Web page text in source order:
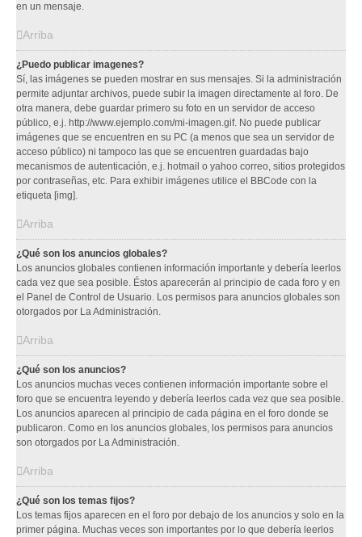
en un mensaje.
Arriba
¿Puedo publicar imagenes?
Sí, las imágenes se pueden mostrar en sus mensajes. Si la administración
permite adjuntar archivos, puede subir la imagen directamente al foro. De
otra manera, debe guardar primero su foto en un servidor de acceso
público, e.j. http://www.ejemplo.com/mi-imagen.gif. No puede publicar
imágenes que se encuentren en su PC (a menos que sea un servidor de
acceso público) ni tampoco las que se encuentren guardadas bajo
mecanismos de autenticación, e.j. hotmail o yahoo correo, sitios protegidos
por contraseñas, etc. Para exhibir imágenes utilice el BBCode con la
etiqueta [img].
Arriba
¿Qué son los anuncios globales?
Los anuncios globales contienen información importante y debería leerlos
cada vez que sea posible. Éstos aparecerán al principio de cada foro y en
el Panel de Control de Usuario. Los permisos para anuncios globales son
otorgados por La Administración.
Arriba
¿Qué son los anuncios?
Los anuncios muchas veces contienen información importante sobre el
foro que se encuentra leyendo y debería leerlos cada vez que sea posible.
Los anuncios aparecen al principio de cada página en el foro donde se
publicaron. Como en los anuncios globales, los permisos para anuncios
son otorgados por La Administración.
Arriba
¿Qué son los temas fijos?
Los temas fijos aparecen en el foro por debajo de los anuncios y solo en la
primer página. Muchas veces son importantes por lo que debería leerlos